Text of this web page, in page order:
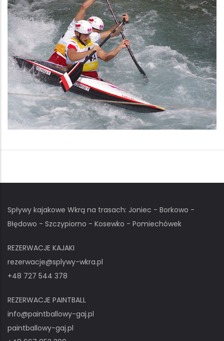
Spływy kajakowe Wkrą na trasach: Joniec - Borkowo -
Błędowo - Szczypiorno - Kosewko - Pomiechówek
REZERWACJE KAJAKI
rezerwacje@splywy-wkra.pl
+48 727 544 378
REZERWACJE PAINTBALL
info@paintballowy-gaj.pl
paintballowy-gaj.pl